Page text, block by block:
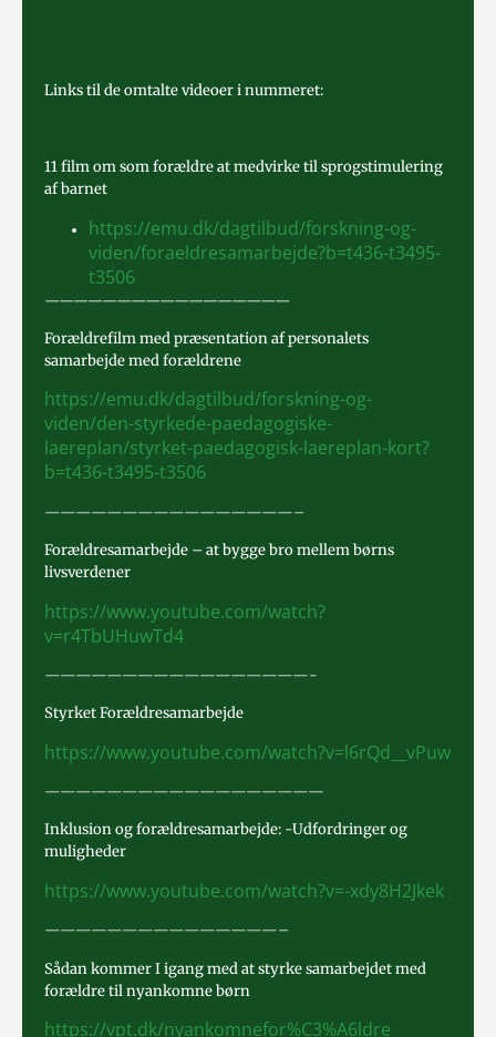
Links til de omtalte videoer i nummeret:
11 film om som forældre at medvirke til sprogstimulering
af barnet
https://emu.dk/dagtilbud/forskning-og-
viden/foraeldresamarbejde?b=t436-t3495-
t3506
—————————————————
Forældrefilm med præsentation af personalets
samarbejde med forældrene
https://emu.dk/dagtilbud/forskning-og-
viden/den-styrkede-paedagogiske-
laereplan/styrket-paedagogisk-laereplan-kort?
b=t436-t3495-t3506
————————————————–
Forældresamarbejde – at bygge bro mellem børns
livsverdener
https://www.youtube.com/watch?
v=r4TbUHuwTd4
—————————————————-
Styrket Forældresamarbejde
https://www.youtube.com/watch?v=l6rQd__vPuw
——————————————————
Inklusion og forældresamarbejde: -Udfordringer og
muligheder
https://www.youtube.com/watch?v=-xdy8H2Jkek
———————————————–
Sådan kommer I igang med at styrke samarbejdet med
forældre til nyankomne børn
https://vpt.dk/nyankomnefor%C3%A6ldre